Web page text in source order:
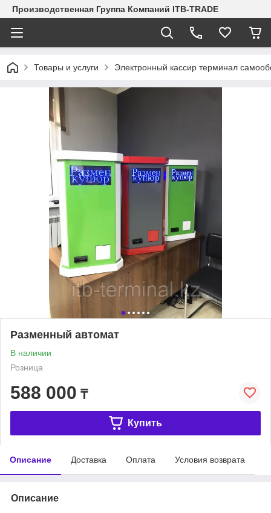
Производственная Группа Компаний ITB-TRADE
Товары и услуги Электронный кассир терминал
Разменный автомат
В наличии
Розница
588 000 ₸
Купить
Описание Доставка Оплата Условия возврата
Описание